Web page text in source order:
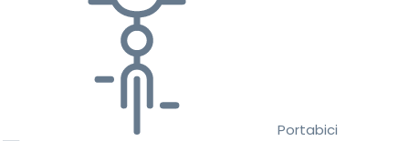
Portabici